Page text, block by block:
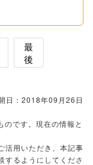
最
後
日：2018年09月26日
です。現在の情報と
活用いただき、本記事
するようにしてくださ